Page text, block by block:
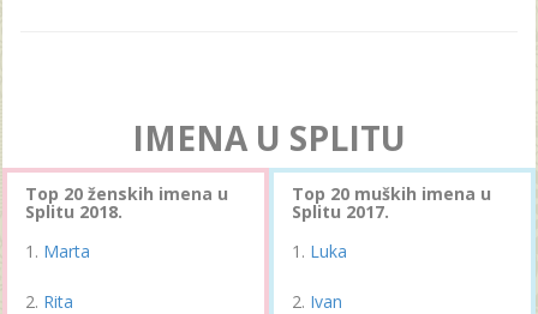
IMENA U SPLITU
Top 20 ženskih imena u
Splitu 2018.
Marta
Rita
Top 20 muških imena u
Splitu 2017.
Luka
Ivan